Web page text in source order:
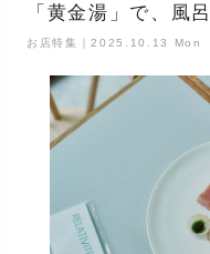
「黄金湯」で、風
お店特集｜2025.10.13 Mon